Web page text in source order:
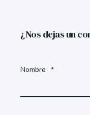
¿Nos dejas un
Nombre *